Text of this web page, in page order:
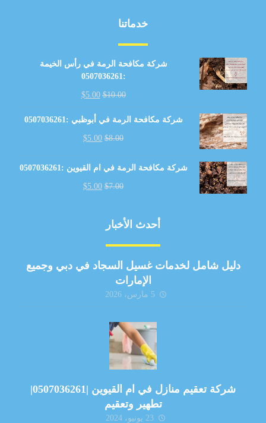
خدماتنا
شركة مكافحة الرمة في رأس الخيمة
:0507036261
$10.00
$5.00
شركة مكافحة الرمة في أبوظبي :0507036261
$8.00
$5.00
شركة مكافحة الرمة في ام القيوين :0507036261
$7.00
$5.00
أحدث الأخبار
دليل شامل لخدمات غسيل السجاد في دبي وجميع
الإمارات
5 مارس، 2026
شركة تعقيم منازل في ام القيوين |0507036261|
تطهير وتعقيم
23 يونيو، 2024